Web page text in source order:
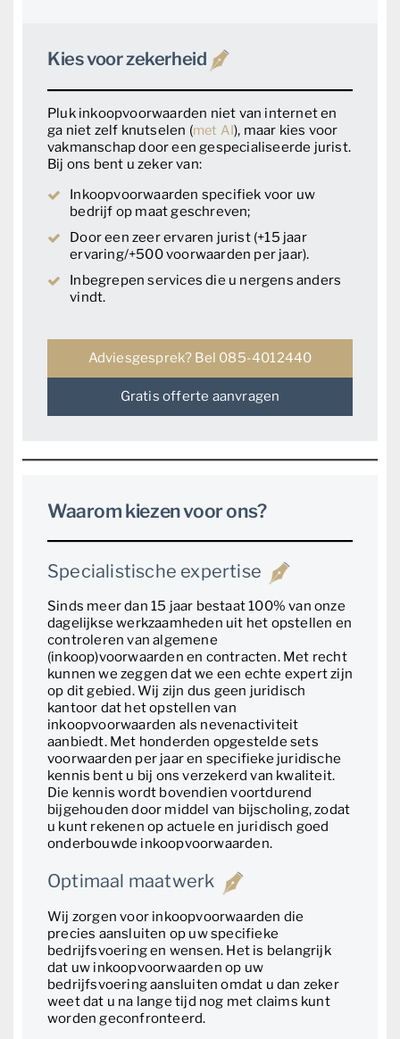
Kies voor zekerheid
Pluk inkoopvoorwaarden niet van internet en
ga niet zelf knutselen (met AI), maar kies voor
vakmanschap door een gespecialiseerde jurist.
Bij ons bent u zeker van:
Inkoopvoorwaarden specifiek voor uw
bedrijf op maat geschreven;
Door een zeer ervaren jurist (+15 jaar
ervaring/+500 voorwaarden per jaar).
Inbegrepen services die u nergens anders
vindt.
Adviesgesprek? Bel 085-4012440
Gratis offerte aanvragen
Waarom kiezen voor ons?
Specialistische expertise
Sinds meer dan 15 jaar bestaat 100% van onze
dagelijkse werkzaamheden uit het opstellen en
controleren van algemene
(inkoop)voorwaarden en contracten. Met recht
kunnen we zeggen dat we een echte expert zijn
op dit gebied. Wij zijn dus geen juridisch
kantoor dat het opstellen van
inkoopvoorwaarden als nevenactiviteit
aanbiedt. Met honderden opgestelde sets
voorwaarden per jaar en specifieke juridische
kennis bent u bij ons verzekerd van kwaliteit.
Die kennis wordt bovendien voortdurend
bijgehouden door middel van bijscholing, zodat
u kunt rekenen op actuele en juridisch goed
onderbouwde inkoopvoorwaarden.
Optimaal maatwerk
Wij zorgen voor inkoopvoorwaarden die
precies aansluiten op uw specifieke
bedrijfsvoering en wensen. Het is belangrijk
dat uw inkoopvoorwaarden op uw
bedrijfsvoering aansluiten omdat u dan zeker
weet dat u na lange tijd nog met claims kunt
worden geconfronteerd.